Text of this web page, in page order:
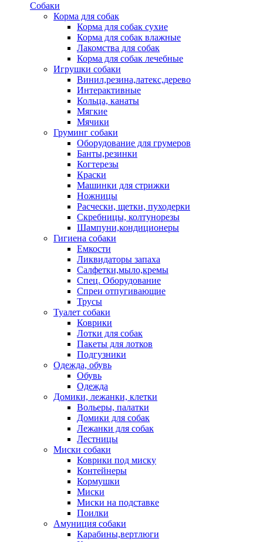
Собаки
Корма для собак
Корма для собак сухие
Корма для собак влажные
Лакомства для собак
Корма для собак лечебные
Игрушки собаки
Винил,резина,латекс,дерево
Интерактивные
Кольца, канаты
Мягкие
Мячики
Груминг собаки
Оборудование для грумеров
Банты,резинки
Когтерезы
Краски
Машинки для стрижки
Ножницы
Расчески, щетки, пуходерки
Скребницы, колтунорезы
Шампуни,кондиционеры
Гигиена собаки
Емкости
Ликвидаторы запаха
Салфетки,мыло,кремы
Спец. Оборудование
Спреи отпугивающие
Трусы
Туалет собаки
Коврики
Лотки для собак
Пакеты для лотков
Подгузники
Одежда, обувь
Обувь
Одежда
Домики, лежанки, клетки
Вольеры, палатки
Домики для собак
Лежанки для собак
Лестницы
Миски собаки
Коврики под миску
Контейнеры
Кормушки
Миски
Миски на подставке
Поилки
Амуниция собаки
Карабины,вертлюги